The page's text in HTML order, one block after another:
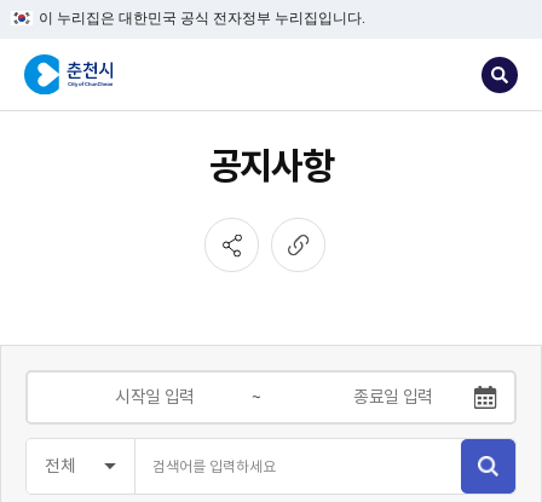
이 누리집은 대한민국 공식 전자정부 누리집입니다.
공지사항
~